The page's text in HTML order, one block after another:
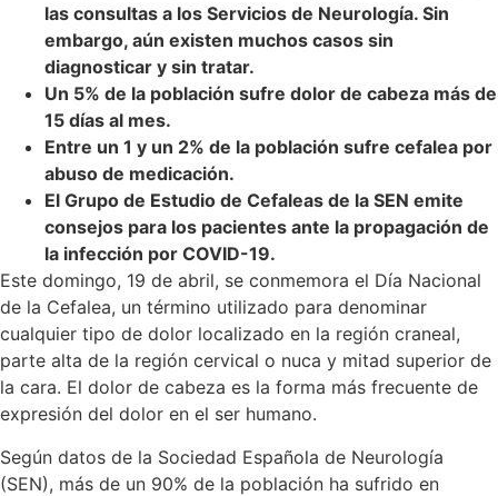
las consultas a los Servicios de Neurología. Sin
embargo, aún existen muchos casos sin
diagnosticar y sin tratar.
Un 5% de la población sufre dolor de cabeza más de
15 días al mes.
Entre un 1 y un 2% de la población sufre cefalea por
abuso de medicación.
El Grupo de Estudio de Cefaleas de la SEN emite
consejos para los pacientes ante la propagación de
la infección por COVID-19.
Este domingo, 19 de abril, se conmemora el Día Nacional
de la Cefalea, un término utilizado para denominar
cualquier tipo de dolor localizado en la región craneal,
parte alta de la región cervical o nuca y mitad superior de
la cara. El dolor de cabeza es la forma más frecuente de
expresión del dolor en el ser humano.
Según datos de la Sociedad Española de Neurología
(SEN), más de un 90% de la población ha sufrido en